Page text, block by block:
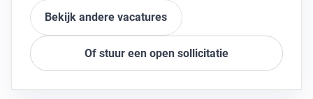
Bekijk andere vacatures
Of stuur een open sollicitatie